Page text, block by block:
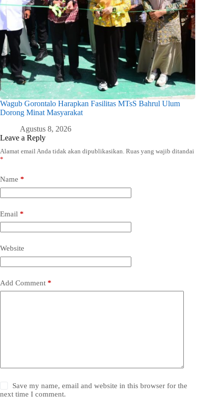
Wagub Gorontalo Harapkan Fasilitas MTsS Bahrul Ulum
Dorong Minat Masyarakat
Agustus 8, 2026
Leave a Reply
Alamat email Anda tidak akan dipublikasikan. Ruas yang wajib ditandai
*
Name *
Email *
Website
Add Comment *
Save my name, email and website in this browser for the
next time I comment.